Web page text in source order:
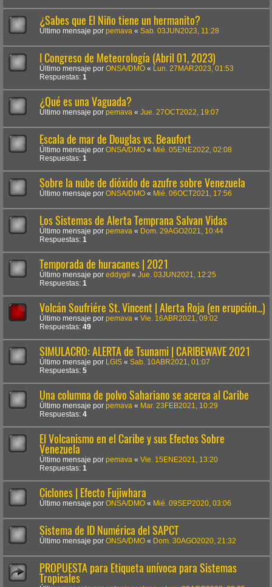
¿Sabes que El Niño tiene un hermanito?
Último mensaje por pemava « Sab. 03JUN2023, 11:28
I Congreso de Meteorología (Abril 01, 2023)
Último mensaje por ONSA/DMO «
Lun. 27MAR2023, 01:53
Respuestas: 1
¿Qué es una Vaguada?
Último mensaje por pemava « Jue. 27OCT2022, 19:07
Escala de mar de Douglas vs. Beaufort
Último mensaje por ONSA/DMO « Mié. 05ENE2022, 02:08
Respuestas: 1
Sobre la nube de dióxido de azufre sobre Venezuela
Último mensaje por ONSA/DMO « Mié. 06OCT2021, 17:56
Los Sistemas de Alerta Temprana Salvan Vidas
Último mensaje por pemava « Dom. 29AGO2021, 10:44
Respuestas: 1
Temporada de huracanes | 2021
Último mensaje por eddygil « Jue. 03JUN2021, 12:25
Respuestas: 1
Volcán Soufriére St. Vincent | Alerta Roja (en erupción...)
Último mensaje por pemava « Vie. 16ABR2021, 09:02
Respuestas: 49
SIMULACRO: ALERTA de Tsunami | CARIBEWAVE 2021
Último mensaje por LGIS « Sab. 10ABR2021, 01:07
Respuestas: 5
Una columna de polvo Sahariano se acerca al Caribe
Último mensaje por pemava « Mar. 23FEB2021, 10:29
Respuestas: 4
El Volcanismo en el Caribe y sus Efectos Sobre
Venezuela
Último mensaje por pemava « Vie. 15ENE2021, 13:20
Respuestas: 1
Ciclones | Efecto Fujiwhara
Último mensaje por ONSA/DMO « Mié. 09SEP2020, 03:06
Sistema de ID Numérica del SAPCT
Último mensaje por ONSA/DMO « Dom. 30AGO2020, 21:32
PROPUESTA para Etiqueta unívoca para Sistemas
Tropicales